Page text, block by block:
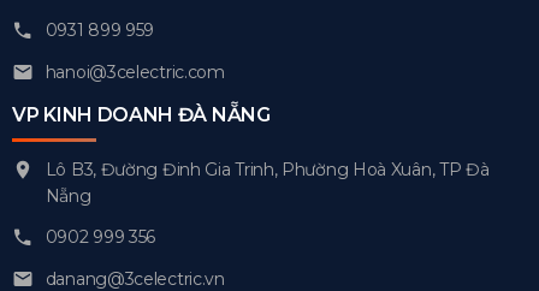
0931 899 959
hanoi@3celectric.com
VP KINH DOANH ĐÀ NẴNG
Lô B3, Đường Đinh Gia Trinh, Phường Hoà Xuân, TP Đà
Nẵng
0902 999 356
danang@3celectric.vn